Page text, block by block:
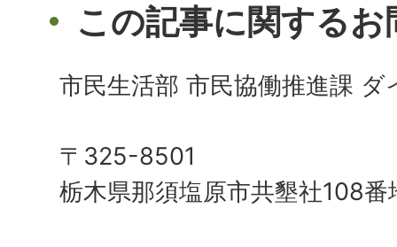
この記事に関する
市民生活部 市民協働推進課
〒325-8501
栃木県那須塩原市共墾社108番